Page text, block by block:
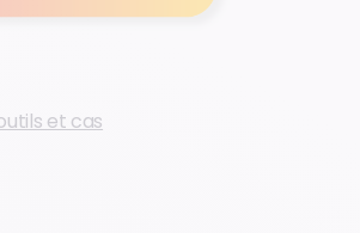
et cas